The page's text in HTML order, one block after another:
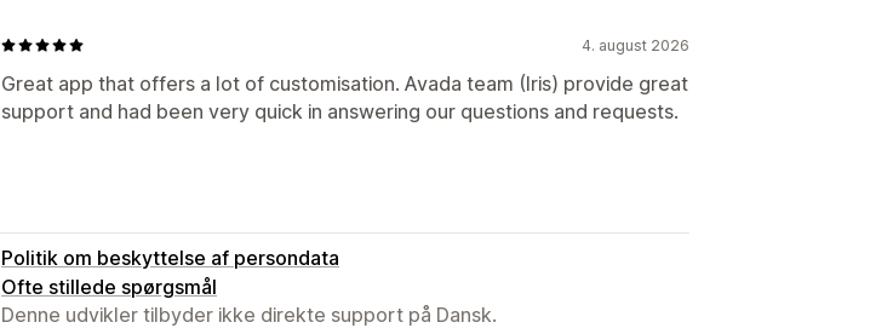
4. august 2026
Great app that offers a lot of customisation. Avada team (Iris) provide great
support and had been very quick in answering our questions and requests.
Politik om beskyttelse af persondata
Ofte stillede spørgsmål
Denne udvikler tilbyder ikke direkte support på Dansk.